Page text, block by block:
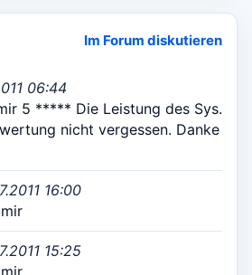
Im Forum diskutieren
06:44
5 ***** Die Leistung des Sys.
nicht vergessen. Danke
16:00
15:25